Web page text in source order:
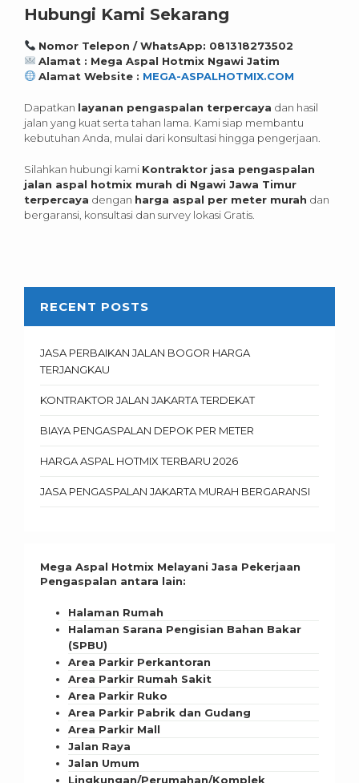
Hubungi Kami Sekarang
Nomor Telepon / WhatsApp: 081318273502
Alamat : Mega Aspal Hotmix Ngawi Jatim
Alamat Website : MEGA-ASPALHOTMIX.COM
Dapatkan layanan pengaspalan terpercaya dan hasil
jalan yang kuat serta tahan lama. Kami siap membantu
kebutuhan Anda, mulai dari konsultasi hingga pengerjaan.
Silahkan hubungi kami Kontraktor jasa pengaspalan
jalan aspal hotmix murah di Ngawi Jawa Timur
terpercaya dengan harga aspal per meter murah dan
bergaransi, konsultasi dan survey lokasi Gratis.
RECENT POSTS
JASA PERBAIKAN JALAN BOGOR HARGA
TERJANGKAU
KONTRAKTOR JALAN JAKARTA TERDEKAT
BIAYA PENGASPALAN DEPOK PER METER
HARGA ASPAL HOTMIX TERBARU 2026
JASA PENGASPALAN JAKARTA MURAH BERGARANSI
Mega Aspal Hotmix Melayani Jasa Pekerjaan
Pengaspalan antara lain:
Halaman Rumah
Halaman Sarana Pengisian Bahan Bakar
(SPBU)
Area Parkir Perkantoran
Area Parkir Rumah Sakit
Area Parkir Ruko
Area Parkir Pabrik dan Gudang
Area Parkir Mall
Jalan Raya
Jalan Umum
Lingkungan/Perumahan/Komplek